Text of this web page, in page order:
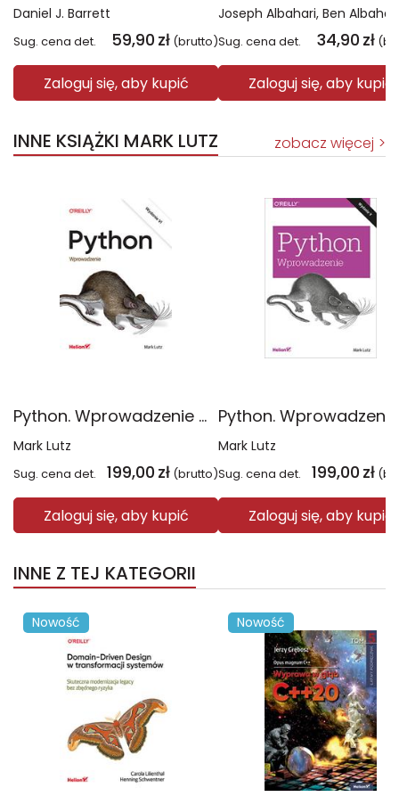
Daniel J. Barrett
Sug. cena det. 59,90 zł (brutto)
Zaloguj się, aby kupić
Joseph Albahari Ben Albahari
Sug. cena det. 34,90 zł
Zaloguj się, aby kupić
INNE KSIĄŻKI MARK LUTZ zobacz więcej
Python. Wprowadzenie wyd. 6
Mark Lutz
Sug. cena det. 199,00 zł (brutto)
Zaloguj się, aby kupić
Mark Lutz
Sug. cena det. 199,00 zł
Zaloguj się, aby kupić
INNE Z TEJ KATEGORII
Nowość Nowość